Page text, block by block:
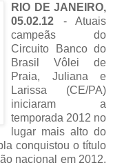
RIO DE JANEIRO,
05.02.12 - Atuais
campeãs do
Circuito Banco do
Brasil Vôlei de
Praia, Juliana e
Larissa (CE/PA)
iniciaram a
temporada 2012 no
lugar mais alto do
conquistou o título
nacional em 2012.